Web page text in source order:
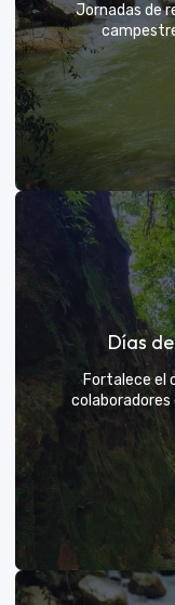
Jornadas de
Un respiro
Días
Fortalece el